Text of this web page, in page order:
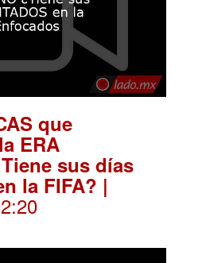
que
ERA
sus días
la FIFA? |